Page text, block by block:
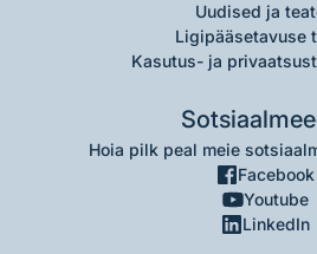
Uudised ja
Ligipääsetavuse
Kasutus- ja
Hoia pilk peal meie
Facebook
Youtube
LinkedIn